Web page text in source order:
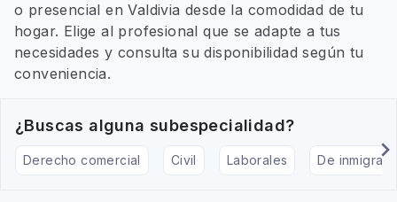
o presencial en Valdivia desde la comodidad de tu
hogar. Elige al profesional que se adapte a tus
necesidades y consulta su disponibilidad según tu
conveniencia.
¿Buscas alguna subespecialidad?
Derecho comercial Civil Laborales De